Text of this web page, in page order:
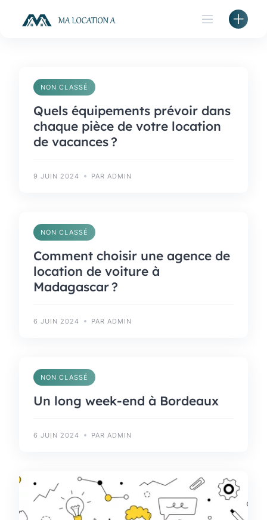
NON CLASSÉ
Quels équipements prévoir dans
chaque pièce de votre location
de vacances ?
9 JUIN 2024 PAR ADMIN
NON CLASSÉ
Comment choisir une agence de
location de voiture à
Madagascar ?
6 JUIN 2024 PAR ADMIN
NON CLASSÉ
Un long week-end à Bordeaux
6 JUIN 2024 PAR ADMIN